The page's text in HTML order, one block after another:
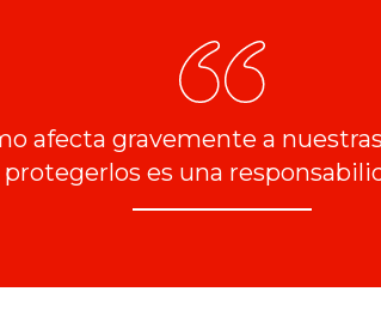
afecta gravemente a
protegerlos es una